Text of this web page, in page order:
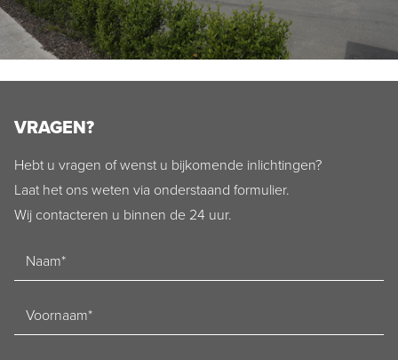
VRAGEN?
Hebt u vragen of wenst u bijkomende inlichtingen?
Laat het ons weten via onderstaand formulier.
Wij contacteren u binnen de 24 uur.
Naam
Voornaam